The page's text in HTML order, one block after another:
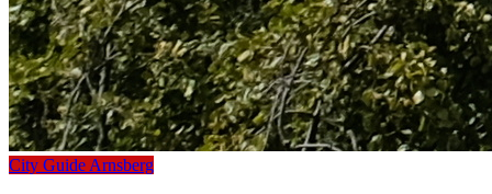
City Guide Arnsberg